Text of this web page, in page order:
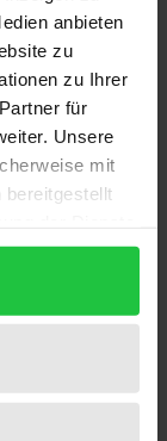
anbieten
zu
zu Ihrer
für
Unsere
mit
bereitgestellt